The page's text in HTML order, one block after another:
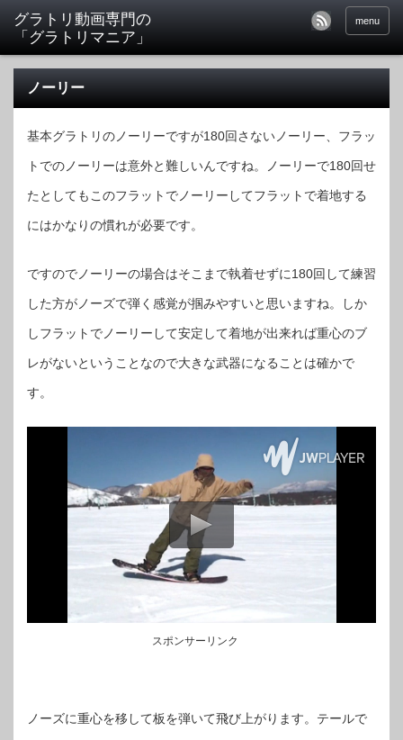
menu
ノーリー
基本グラトリのノーリーですが180回さないノーリー、フラッ
トでのノーリーは意外と難しいんですね。ノーリーで180回せ
たとしてもこのフラットでノーリーしてフラットで着地する
にはかなりの慣れが必要です。
ですのでノーリーの場合はそこまで執着せずに180回して練習
した方がノーズで弾く感覚が掴みやすいと思いますね。しか
しフラットでノーリーして安定して着地が出来れば重心のブ
レがないということなので大きな武器になることは確かで
す。
スポンサーリンク
ノーズに重心を移して板を弾いて飛び上がります。テールで